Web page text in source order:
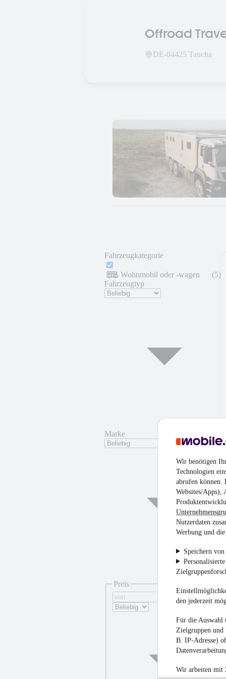
Wir benötigen
Technologien
abrufen können.
Websites/Apps),
Nutzerdaten
Werbung und
Speichern
den jederzeit
Für die Auswahl
Zielgruppen und
B. IP-Adresse)
Wir arbeiten mit
Offroad
DE-04425 Taucha
Fahrzeugkategorie
Wohnmobil oder -wagen (5)
Fahrzeugtyp
Marke
Preis